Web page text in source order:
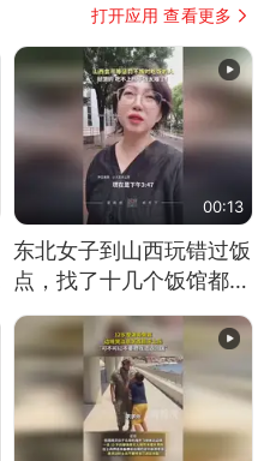
打开应用 查看更多
00:13
东北女子到山西玩错过饭
点，找了十几个饭馆都没
开门：午休到几点